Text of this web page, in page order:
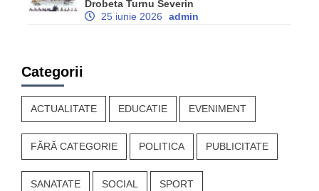
Drobeta Turnu Severin
25 iunie 2026
admin
Categorii
ACTUALITATE EDUCATIE EVENIMENT
FĂRĂ CATEGORIE POLITICA PUBLICITATE
SANATATE SOCIAL SPORT